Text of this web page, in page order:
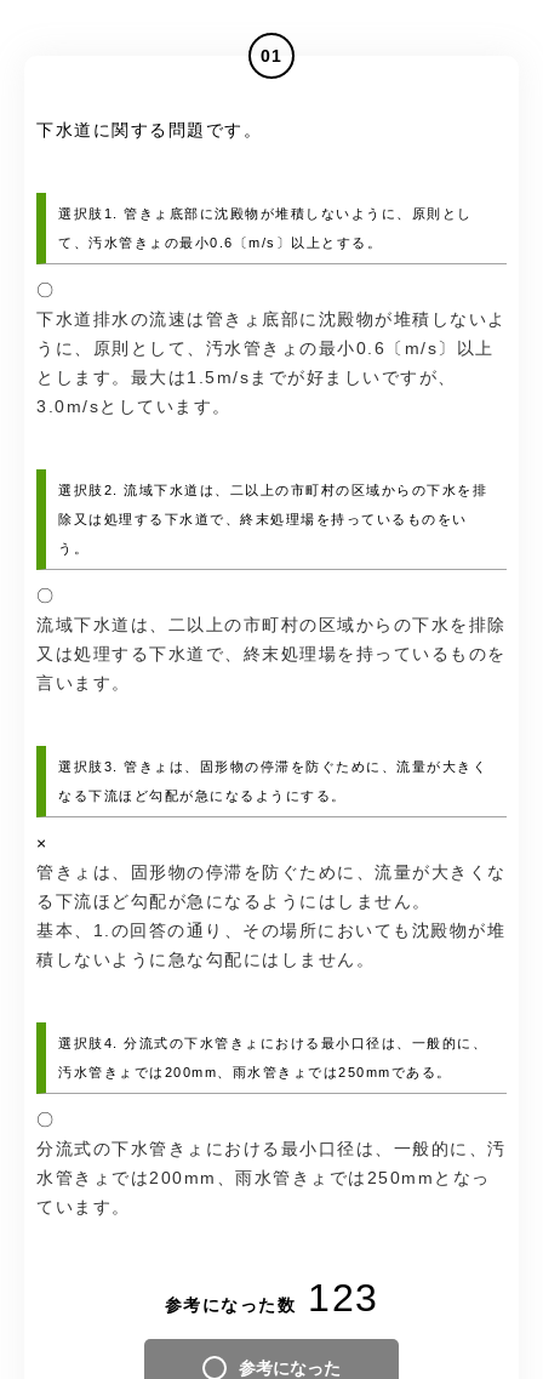
01
下水道に関する問題です。
選択肢1. 管きょ底部に沈殿物が堆積しないように、原則とし
て、汚水管きょの最小0.6〔m/s〕以上とする。
〇
下水道排水の流速は管きょ底部に沈殿物が堆積しないよ
うに、原則として、汚水管きょの最小0.6〔m/s〕以上
とします。最大は1.5m/sまでが好ましいですが、
3.0m/sとしています。
選択肢2. 流域下水道は、二以上の市町村の区域からの下水を排
除又は処理する下水道で、終末処理場を持っているものをい
う。
〇
流域下水道は、二以上の市町村の区域からの下水を排除
又は処理する下水道で、終末処理場を持っているものを
言います。
選択肢3. 管きょは、固形物の停滞を防ぐために、流量が大きく
なる下流ほど勾配が急になるようにする。
×
管きょは、固形物の停滞を防ぐために、流量が大きくな
る下流ほど勾配が急になるようにはしません。
基本、1.の回答の通り、その場所においても沈殿物が堆
積しないように急な勾配にはしません。
選択肢4. 分流式の下水管きょにおける最小口径は、一般的に、
汚水管きょでは200mm、雨水管きょでは250mmである。
〇
分流式の下水管きょにおける最小口径は、一般的に、汚
水管きょでは200mm、雨水管きょでは250mmとなっ
ています。
参考になった数 123
参考になった